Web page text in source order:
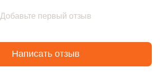
Добавьте первый отзыв
Написать отзыв